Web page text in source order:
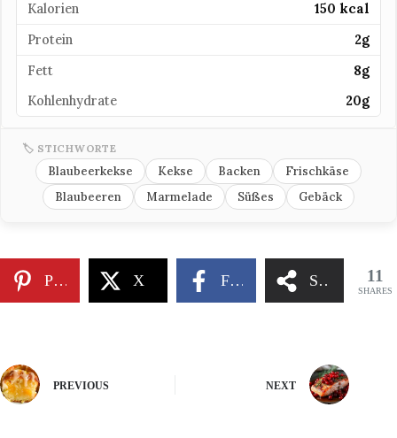
Kalorien
150 kcal
Protein
2g
Fett
8g
Kohlenhydrate
20g
🏷 STICHWORTE
Blaubeerkekse Kekse Backen
Frischkäse
Blaubeeren
Marmelade Süßes Gebäck
Pinterest X Facebook Share 11
SHARES
PREVIOUS NEXT